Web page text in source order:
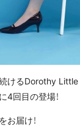
けるDorothy Little
4回目の登場！
お届け！